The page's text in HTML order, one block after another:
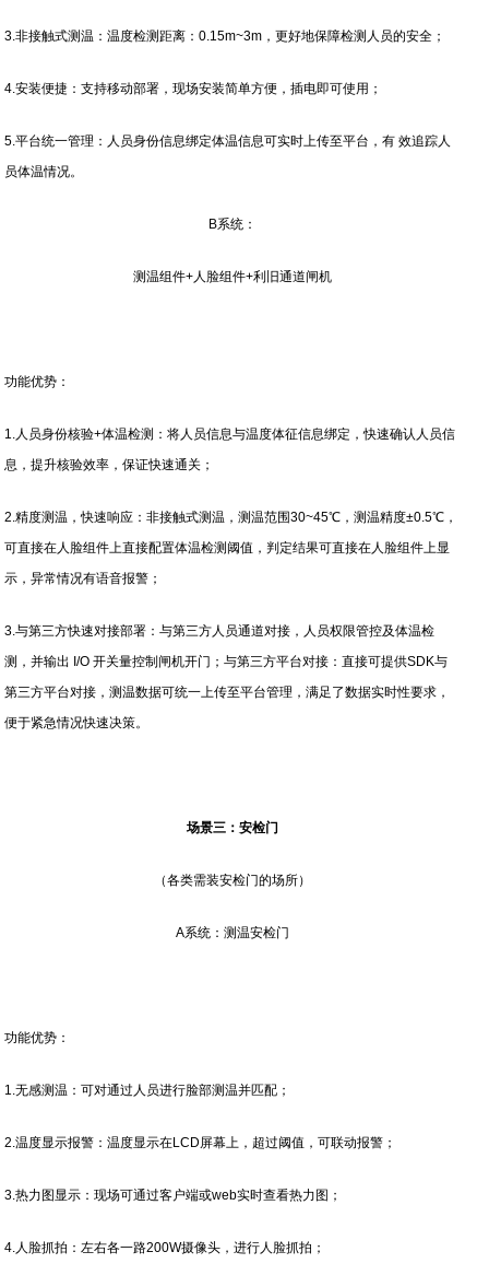
3.非接触式测温：温度检测距离：0.15m~3m，更好地保障检测人员的安全；
4.安装便捷：支持移动部署，现场安装简单方便，插电即可使用；
5.平台统一管理：人员身份信息绑定体温信息可实时上传至平台，有 效追踪人
员体温情况。
B系统：
测温组件+人脸组件+利旧通道闸机
功能优势：
1.人员身份核验+体温检测：将人员信息与温度体征信息绑定，快速确认人员信
息，提升核验效率，保证快速通关；
2.精度测温，快速响应：非接触式测温，测温范围30~45℃，测温精度±0.5℃，
可直接在人脸组件上直接配置体温检测阈值，判定结果可直接在人脸组件上显
示，异常情况有语音报警；
3.与第三方快速对接部署：与第三方人员通道对接，人员权限管控及体温检
测，并输出 I/O 开关量控制闸机开门；与第三方平台对接：直接可提供SDK与
第三方平台对接，测温数据可统一上传至平台管理，满足了数据实时性要求，
便于紧急情况快速决策。
场景三：安检门
（各类需装安检门的场所）
A系统：测温安检门
功能优势：
1.无感测温：可对通过人员进行脸部测温并匹配；
2.温度显示报警：温度显示在LCD屏幕上，超过阈值，可联动报警；
3.热力图显示：现场可通过客户端或web实时查看热力图；
4.人脸抓拍：左右各一路200W摄像头，进行人脸抓拍；